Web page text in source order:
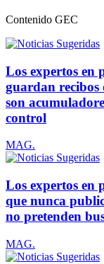
Contenido GEC
Los expertos en
guardan recibos
son
control
MAG.
Los expertos en
que nunca
no pretenden
MAG.